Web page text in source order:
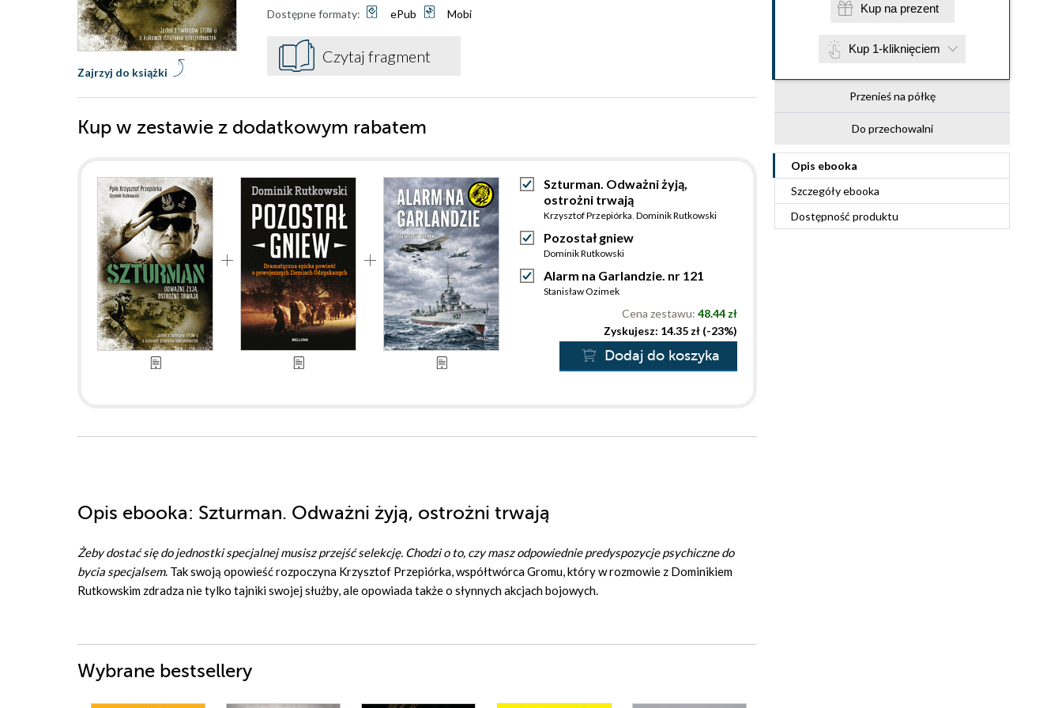
Zajrzyj do książki
Dostępne formaty:
ePub Mobi
Czytaj fragment
Kup na prezent
Kup 1-kliknięciem
Przenieś na półkę
Do przechowalni
Opis ebooka
Szczegółyebooka
Dostępność produktu
Kup w zestawie z dodatkowym rabatem
Szturman. Odważni żyją,
ostrożni trwają
Krzysztof Przepiórka, Dominik Rutkowski
Pozostał gniew
Dominik Rutkowski
Alarm na Garlandzie. nr 121
Stanisław Ozimek
Cena zestawu: 48.44 zł
Zyskujesz: 14.35 zł (-23%)
Dodaj do koszyka
Opis ebooka: Szturman. Odważni żyją, ostrożni trwają
Żeby dostać się do jednostki specjalnej musisz przejść selekcję. Chodzi o to, czy masz odpowiednie predyspozycje psychiczne do
bycia specjalsem. Tak swoją opowieść rozpoczyna Krzysztof Przepiórka, współtwórca Gromu, który w rozmowie z Dominikiem
Rutkowskim zdradza nie tylko tajniki swojej służby, ale opowiada także o słynnych akcjach bojowych.
Wybrane bestsellery